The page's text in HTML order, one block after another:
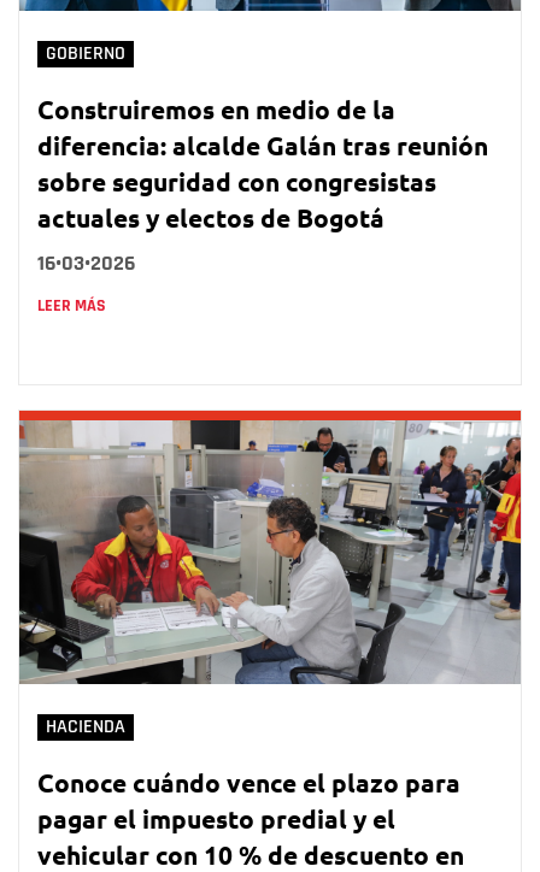
GOBIERNO
Construiremos en medio de la
diferencia: alcalde Galán tras reunión
sobre seguridad con congresistas
actuales y electos de Bogotá
16•03•2026
LEER MÁS
HACIENDA
Conoce cuándo vence el plazo para
pagar el impuesto predial y el
vehicular con 10 % de descuento en